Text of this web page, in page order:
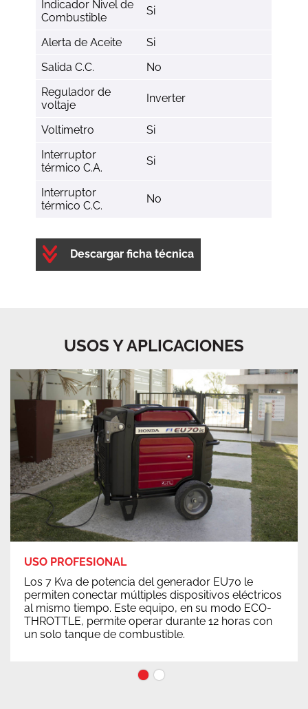
Indicador Nivel de
Combustible
Si
Alerta de Aceite
Si
Salida C.C.
No
Regulador de
voltaje
Inverter
Voltimetro
Si
Interruptor
térmico C.A.
Si
Interruptor
térmico C.C.
No
Descargar ficha técnica
USOS Y APLICACIONES
USO PROFESIONAL
Los 7 Kva de potencia del generador EU70 le
permiten conectar múltiples dispositivos eléctricos
al mismo tiempo. Este equipo, en su modo ECO-
THROTTLE, permite operar durante 12 horas con
un solo tanque de combustible.